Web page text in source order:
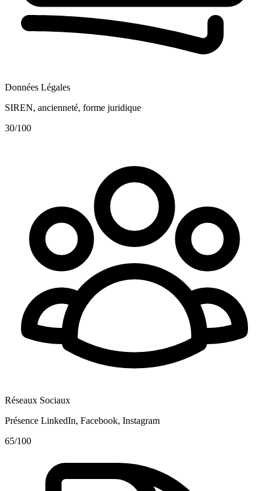
Données Légales
SIREN, ancienneté, forme juridique
30/100
Réseaux Sociaux
Présence LinkedIn, Facebook, Instagram
65/100